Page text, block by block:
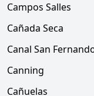
Campos Salles
Cañada Seca
Canal San
Canning
Cañuelas